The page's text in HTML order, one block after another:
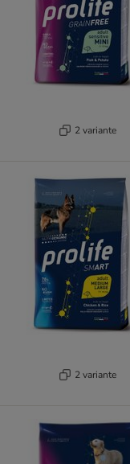
2 variante
2 variante